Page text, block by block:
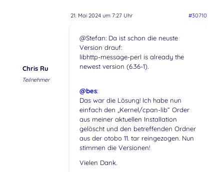
21. Mai 2024 um 7:27 Uhr #30710
Chris Ru
Teilnehmer
@Stefan: Da ist schon die neuste
Version drauf:
libhttp-message-perl is already the
newest version (6.36-1).
@bes:
Das war die Lösung! Ich habe nun
einfach den „Kernel/cpan-lib“ Order
aus meiner aktuellen Installation
gelöscht und den betreffenden Ordner
aus der otobo 11. tar reingezogen. Nun
stimmen die Versionen!
Vielen Dank.